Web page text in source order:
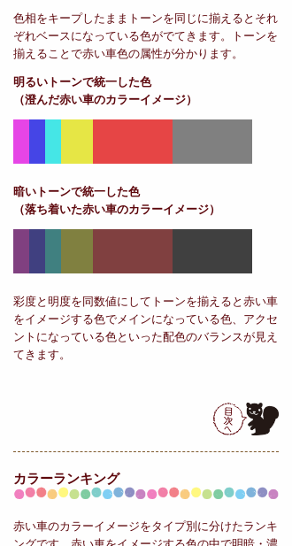
色相をキープしたままトーンを同じに揃えるとそれ
ぞれベースになっている色がでてきます。トーンを
揃えることで赤い車色の属性が分かります。
明るいトーンで統一した色
（澄んだ赤い車のカラーイメージ）
暗いトーンで統一した色
（落ち着いた赤い車のカラーイメージ）
彩度と明度を同数値にしてトーンを揃えると赤い車
をイメージする色でメインになっている色、アクセ
ントになっている色といった配色のバランスが見え
てきます。
カラーランキング
赤い車のカラーイメージをタイプ別に分けたランキ